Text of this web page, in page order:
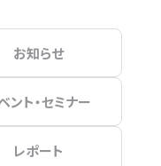
お知らせ
ント・セミナー
レポート